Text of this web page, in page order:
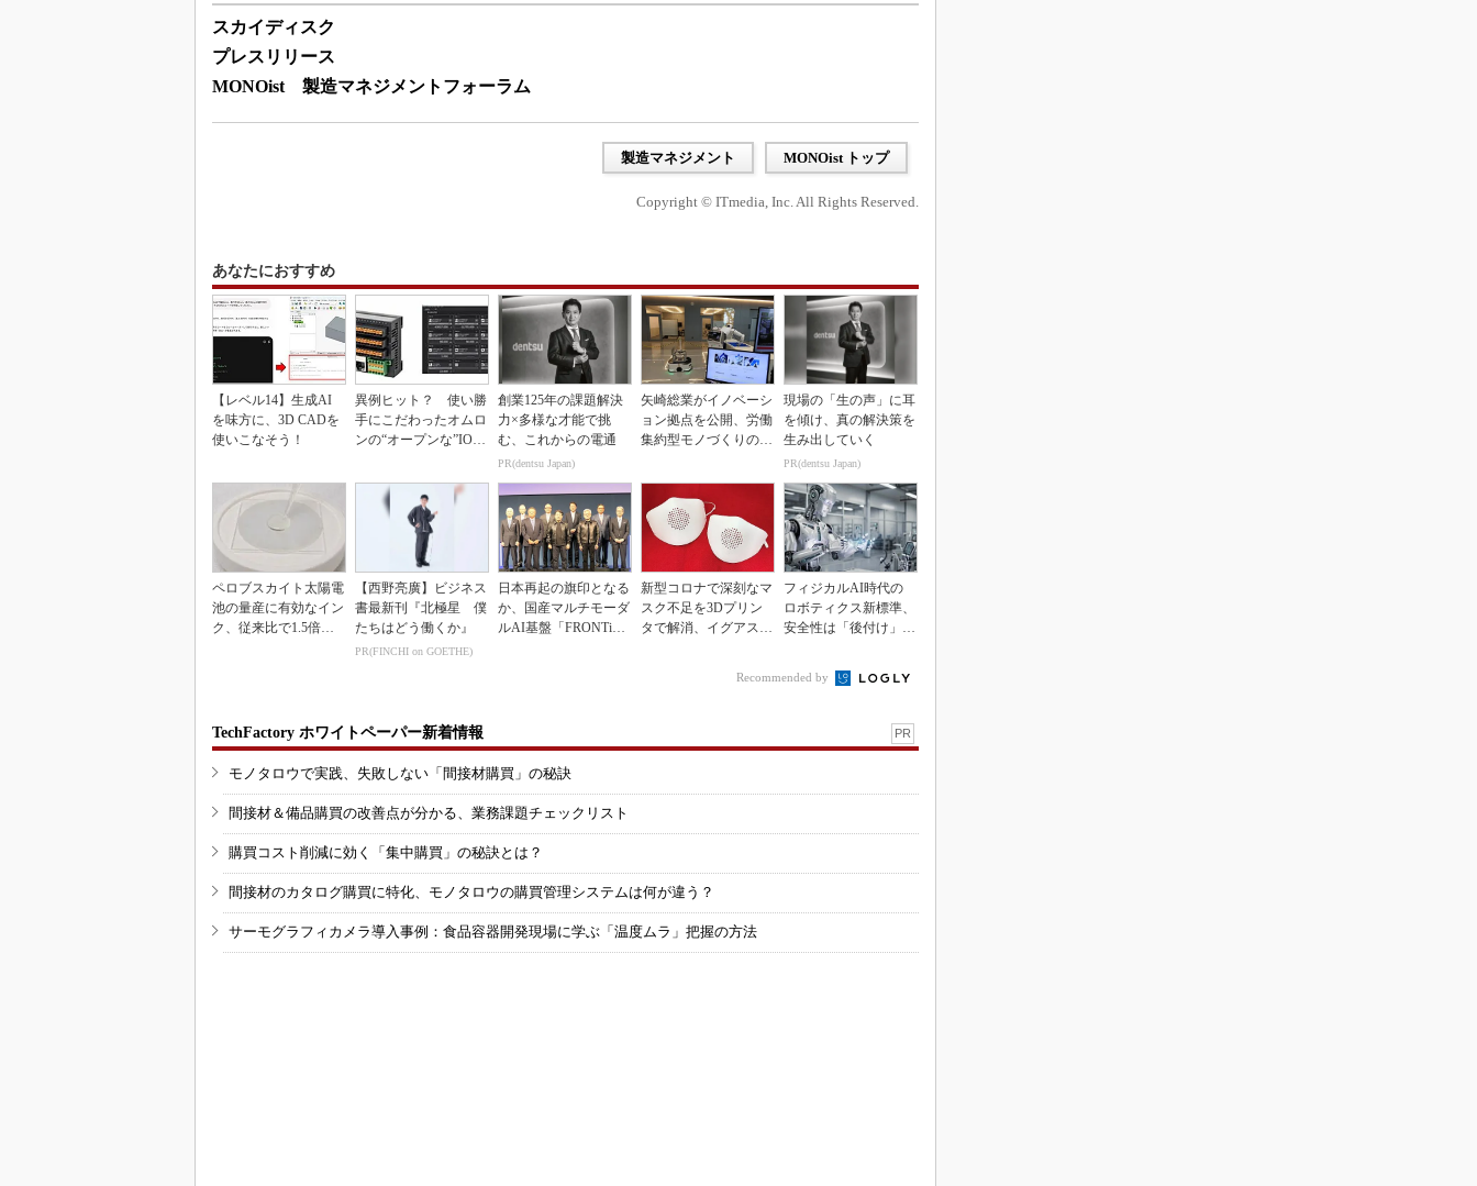
スカイディスク
プレスリリース
MONOist 製造マネジメントフォーラム
製造マネジメント MONOist トップ
Copyright © ITmedia, Inc. All Rights Reserved.
あなたにおすすめ
【レベル14】生成AI
を味方に、3D CADを
使いこなそう！
異例ヒット？ 使い勝
手にこだわったオムロ
ンの“オープンな”IO-L
創業125年の課題解決
力×多様な才能で挑
む、これからの電通
PR(dentsu Japan)
矢崎総業がイノベーシ
ョン拠点を公開、労働
集約型モノづくりのス
現場の「生の声」に耳
を傾け、真の解決策を
生み出していく
PR(dentsu Japan)
ペロブスカイト太陽電
池の量産に有効なイン
ク、従来比で1.5倍の
【西野亮廣】ビジネス
書最新刊『北極星 僕
たちはどう働くか』
PR(FINCHI on GOETHE)
日本再起の旗印となる
か、国産マルチモーダ
ルAI基盤「FRONTi
新型コロナで深刻なマ
スク不足を3Dプリン
タで解消、イグアスが
フィジカルAI時代の
ロボティクス新標準、
安全性は「後付け」で
Recommended by
TechFactory ホワイトペーパー新着情報 PR
モノタロウで実践、失敗しない「間接材購買」の秘訣
間接材＆備品購買の改善点が分かる、業務課題チェックリスト
購買コスト削減に効く「集中購買」の秘訣とは？
間接材のカタログ購買に特化、モノタロウの購買管理システムは何が違う？
サーモグラフィカメラ導入事例：食品容器開発現場に学ぶ「温度ムラ」把握の方法